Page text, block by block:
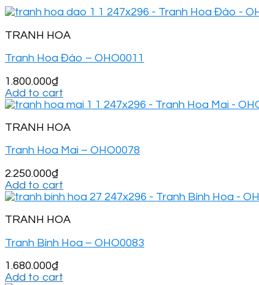
TRANH HOA
Tranh Hoa Đào – OHO0011
1.800.000₫
Add to cart
TRANH HOA
Tranh Hoa Mai – OHO0078
2.250.000₫
Add to cart
TRANH HOA
Tranh Bình Hoa – OHO0083
1.680.000₫
Add to cart